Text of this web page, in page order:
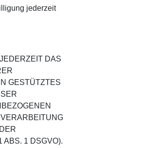
jederzeit
DAS
GESTÜTZTES
1 DSGVO).